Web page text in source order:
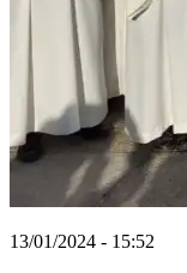
13/01/2024 - 15:52